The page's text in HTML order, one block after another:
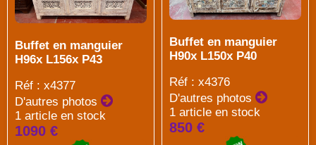
Buffet en manguier
H96x L156x P43
Réf : x4377
D'autres photos
1 article en stock
1090 €
Buffet en manguier
H90x L150x P40
Réf : x4376
D'autres photos
1 article en stock
850 €